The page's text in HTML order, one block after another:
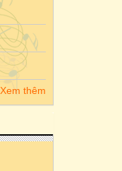
Xem thêm